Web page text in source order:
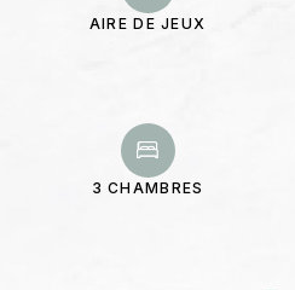
3 CHAMBRES
AIRE DE JEUX